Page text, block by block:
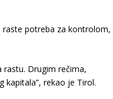
potreba za kontrolom,
Drugim rečima,
kapitala”, rekao je Tirol.